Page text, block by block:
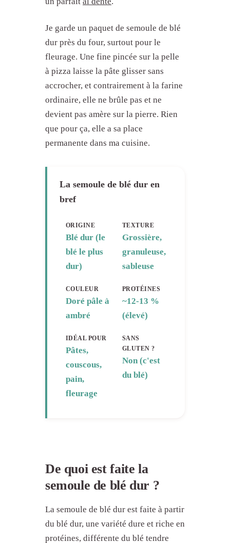
Je garde un paquet de semoule de blé
dur près du four, surtout pour le
fleurage. Une fine pincée sur la pelle
à pizza laisse la pâte glisser sans
accrocher, et contrairement à la farine
ordinaire, elle ne brûle pas et ne
devient pas amère sur la pierre. Rien
que pour ça, elle a sa place
permanente dans ma cuisine.
La semoule de blé dur en
bref
ORIGINE
Blé dur (le
blé le plus
dur)
TEXTURE
Grossière,
granuleuse,
sableuse
COULEUR
Doré pâle à
ambré
PROTÉINES
~12-13 %
(élevé)
IDÉAL POUR
Pâtes,
couscous,
pain,
fleurage
SANS
GLUTEN ?
Non (c'est
du blé)
De quoi est faite la
semoule de blé dur ?
La semoule de blé dur est faite à partir
du blé dur, une variété dure et riche en
protéines, différente du blé tendre